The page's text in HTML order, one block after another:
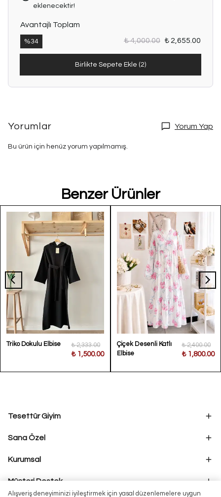
Alışveriş deneyiminizi iyileştirmek için yasal düzenlemelere uygun
eklenecektir!
Avantajlı Toplam
%34 ₺ 4,000.00 ₺ 2,655.00
Birlikte Sepete Ekle (2)
Yorumlar Yorum Yap
Bu ürün için henüz yorum yapılmamış.
Benzer Ürünler
Triko Dokulu Elbise ₺ 2,333.00
₺ 1,500.00
Çiçek Desenli Katlı
Elbise
₺ 2,400.00
₺ 1,800.00
Tesettür Giyim
Sana Özel
Kurumsal
Müşteri Destek